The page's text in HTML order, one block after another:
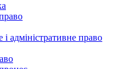
адміністративне право